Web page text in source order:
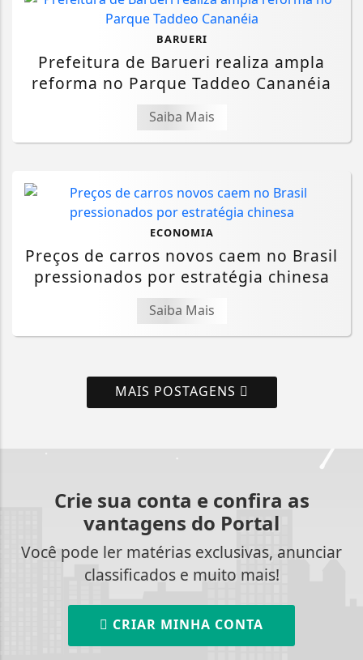
BARUERI
Prefeitura de Barueri realiza ampla
reforma no Parque Taddeo Cananéia
Saiba Mais
ECONOMIA
Preços de carros novos caem no Brasil
pressionados por estratégia chinesa
Saiba Mais
MAIS POSTAGENS
Crie sua conta e confira as
vantagens do Portal
Você pode ler matérias exclusivas, anunciar
classificados e muito mais!
CRIAR MINHA CONTA